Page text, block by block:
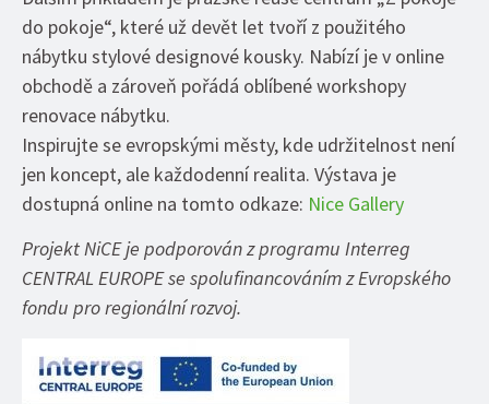
do pokoje“, které už devět let tvoří z použitého
nábytku stylové designové kousky. Nabízí je v online
obchodě a zároveň pořádá oblíbené workshopy
renovace nábytku.
Inspirujte se evropskými městy, kde udržitelnost není
jen koncept, ale každodenní realita. Výstava je
dostupná online na tomto odkaze: Nice Gallery
Projekt NiCE je podporován z programu Interreg
CENTRAL EUROPE se spolufinancováním z Evropského
fondu pro regionální rozvoj.